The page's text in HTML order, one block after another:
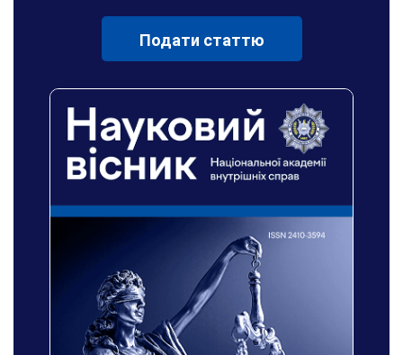
Подати статтю